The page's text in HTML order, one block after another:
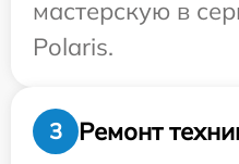
мастерскую в
Polaris.
3 Ремонт